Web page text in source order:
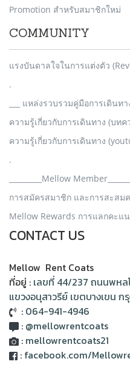
Promotion สำหรับสมาชิกใหม่
COMMUNITY
แรงบันดาลใจในการแต่งตัว
.
___ แหล่งรวบรวมคู่มือการเดินทาง
ความรู้เกี่ยวกับการเดินทาง (บทค
ความรู้เกี่ยวกับการเดินทาง
.
_________Mellow
การสมัครสมาชิก และการสะส
Mellow Rewards การแลกคะแ
CONTACT US
Mellow Rent Coats
ที่อยู่ : เลขที่ 44/237 ถนนพหล
แขวงอนุสาวรีย์ เขตบางเขน ก
: 064-941-4946
: @mellowrentcoats
: mellowrentcoats21
: facebook.com/